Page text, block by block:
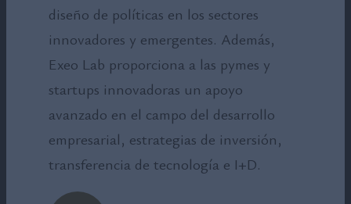
diseño de políticas en los sectores
innovadores y emergentes. Además,
Exeo Lab proporciona a las pymes y
startups innovadoras un apoyo
avanzado en el campo del desarrollo
empresarial, estrategias de inversión,
transferencia de tecnología e I+D.